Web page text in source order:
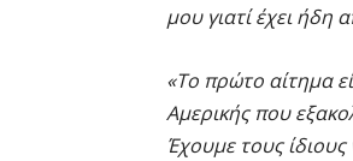
μου γιατί έχει ήδη
«Το πρώτο αίτημα
Αμερικής που
Έχουμε τους